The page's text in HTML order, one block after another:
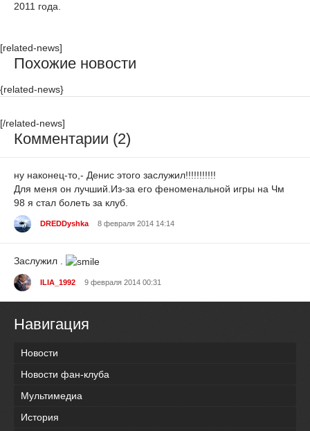
2011 года.
[related-news]
Похожие новости
{related-news}
[/related-news]
Комментарии (2)
ну наконец-то,- Денис этого заслужил!!!!!!!!!!!
Для меня он лучший.Из-за его феноменальной игры на Чм
98 я стал болеть за клуб.
DREDDyshka 8 февраля 2014 14:14
Заслужил .
ILIA_1992 9 февраля 2014 00:31
Навигация
Новости
Новости фан-клуба
Мультимедиа
История